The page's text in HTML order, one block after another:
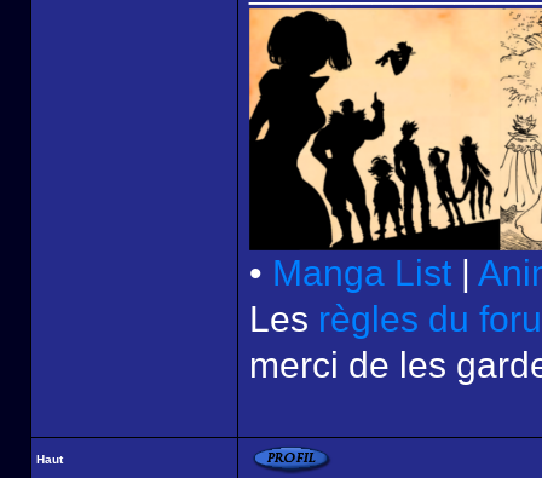
• Manga List |
Les règles du
merci de les
Haut